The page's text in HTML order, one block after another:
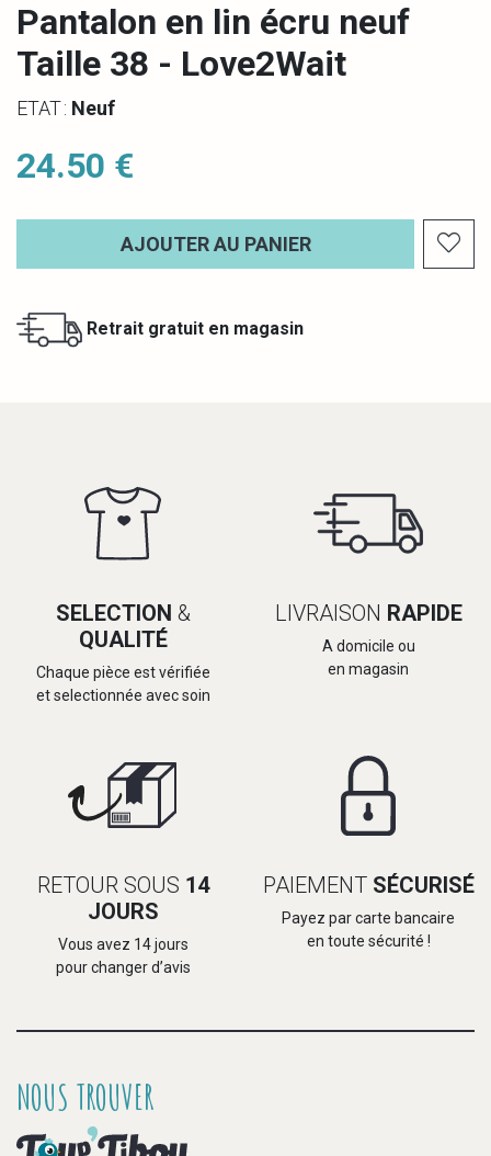
Pantalon en lin écru neuf
Taille 38 - Love2Wait
ETAT : Neuf
24.50 €
AJOUTER AU PANIER
Retrait gratuit en magasin
SELECTION &
QUALITÉ
Chaque pièce est vérifiée
et selectionnée avec soin
LIVRAISON RAPIDE
A domicile ou
en magasin
RETOUR SOUS 14
JOURS
Vous avez 14 jours
pour changer d’avis
PAIEMENT SÉCURISÉ
Payez par carte bancaire
en toute sécurité !
NOUS TROUVER